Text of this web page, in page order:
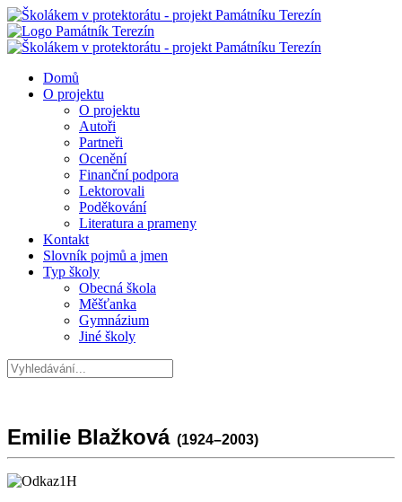
Domů
O projektu
O projektu
Autoři
Partneři
Ocenění
Finanční podpora
Lektorovali
Poděkování
Literatura a prameny
Kontakt
Slovník pojmů a jmen
Typ školy
Obecná škola
Měšťanka
Gymnázium
Jiné školy
Emilie Blažková (1924–2003)